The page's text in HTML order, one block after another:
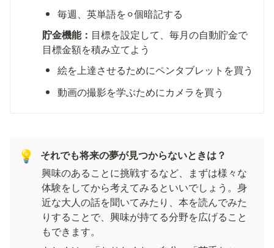
毎週、英単語を⚪︎個暗記する
貯金機能： 目標を設定して、毎月の自動貯金で
目標金額を積み立てよう
絵を上達させるためにペンタブレットを買う
動画の撮影を学ぶためにカメラを買う
💡
それでも将来の夢が見つからないときは？
興味のあることに挑戦するなど、まずは様々な
体験をしてから考えてみるといいでしょう。身
近な大人の話を聞いてみたり、本を読んでみた
りすることで、興味が持てる分野を広げること
もできます。